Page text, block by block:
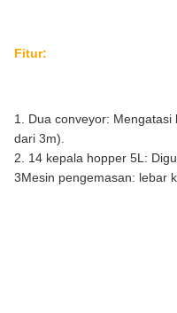
Fitur:
1. Dua conveyor:
dari 3m).
2. 14 kepala hopper 5L:
3Mesin pengemasan: lebar